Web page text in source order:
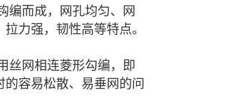
编而成，网孔均匀、网
力强，韧性高等特点。
丝网相连菱形勾编，即
容易松散、易垂网的问